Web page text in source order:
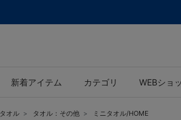
新着アイテム カテゴリ WEBショ
タオル タオル：その他 ミニタオル/HOME